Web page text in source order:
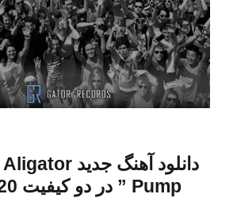
دانلود
Pump ” در دو کیفیت 320 و 128